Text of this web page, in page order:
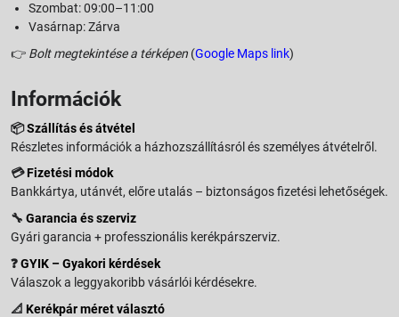
Szombat: 09:00–11:00
Vasárnap: Zárva
👉 Bolt megtekintése a térképen (Google Maps link)
Információk
📦Szállítás és átvétel
Részletes információk a házhozszállításról és személyes átvételről.
💳Fizetési módok
Bankkártya, utánvét, előre utalás – biztonságos fizetési lehetőségek.
🔧 Garancia és szerviz
Gyári garancia + professzionális kerékpárszerviz.
❓GYIK – Gyakori kérdések
Válaszok a leggyakoribb vásárlói kérdésekre.
📐 Kerékpár méret választó